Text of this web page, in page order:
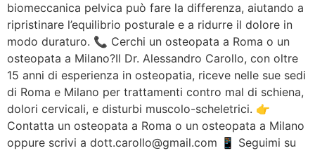
biomeccanica pelvica può fare la differenza, aiutando a
ripristinare l’equilibrio posturale e a ridurre il dolore in
modo duraturo. 📞 Cerchi un osteopata a Roma o un
osteopata a Milano?Il Dr. Alessandro Carollo, con oltre
15 anni di esperienza in osteopatia, riceve nelle sue sedi
di Roma e Milano per trattamenti contro mal di schiena,
dolori cervicali, e disturbi muscolo-scheletrici. 👉
Contatta un osteopata a Roma o un osteopata a Milano
oppure scrivi a dott.carollo@gmail.com 📱 Seguimi su